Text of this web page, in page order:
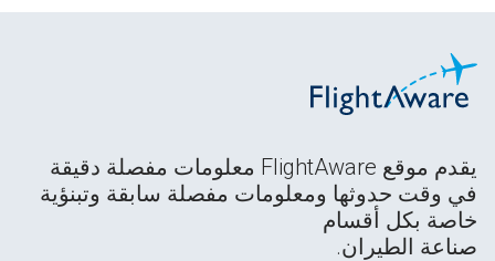
يقدم موقع FlightAware معلومات مفصلة دقيقة
في وقت حدوثها ومعلومات مفصلة سابقة وتبنؤية
خاصة بكل أقسام
صناعة الطيران.